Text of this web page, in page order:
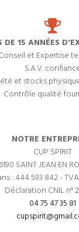
DE 15 ANNÉES
et Expertise
S.A.V.
et stocks
Contrôle qualité
NOTRE
CUP SPIRIT
SAINT JEAN EN
: 444 593 842 -
Déclaration CNIL n°
04 75 47 35 81